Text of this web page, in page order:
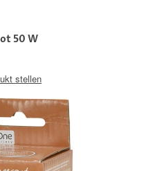
50 W
stellen